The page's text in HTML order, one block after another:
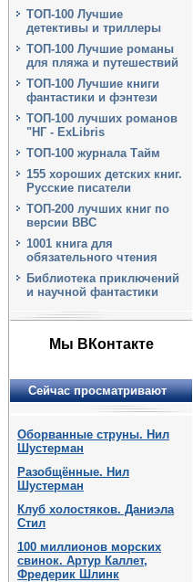
ТОП-100 Лучшие
детективы и триллеры
ТОП-100 Лучшие романы
для пляжа и путешествий
ТОП-100 Лучшие книги
фантастики и фэнтези
ТОП-100 лучших романов
"НГ - ExLibris
ТОП-100 журнала Тайм
155 хороших детских книг.
Русские писатели
ТОП-200 лучших книг по
версии BBC
1001 книга для
обязательного чтения
Библиотека приключений
и научной фантастики
Мы ВКонтакте
Сейчас просматривают
Оборванные струны. Нил
Шустерман
Разобщённые. Нил
Шустерман
Клуб холостяков. Даниэла
Стил
100 миллионов морских
свинок. Артур Каллет,
Фредерик Шлинк